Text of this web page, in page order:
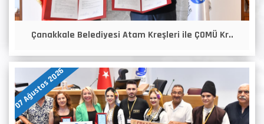
Çanakkale Belediyesi Atam Kreşleri ile ÇOMÜ Kr..
07 Ağustos 2026